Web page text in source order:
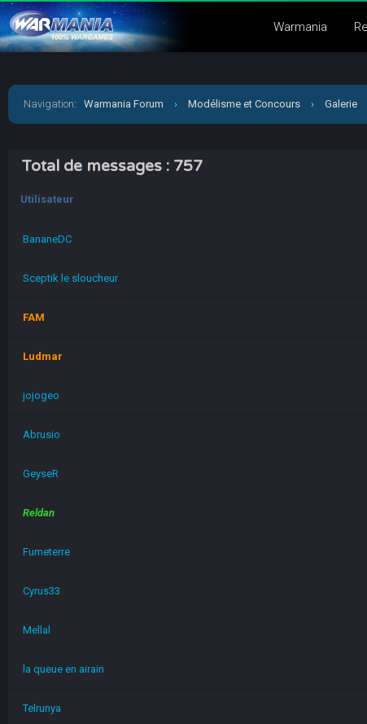
Warmania
Navigation: Warmania Forum › Modélisme et Concours › Galerie
Total de messages : 757
Utilisateur
BananeDC
Sceptik le sloucheur
FAM
Ludmar
jojogeo
Abrusio
GeyseR
Reldan
Fumeterre
Cyrus33
Mellal
la queue en airain
Telrunya